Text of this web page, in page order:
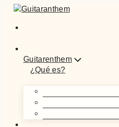
Guitarenthem
¿Qué es?